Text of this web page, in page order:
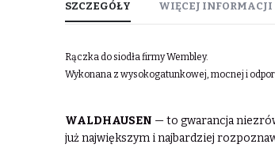
SZCZEGÓŁY
Rączka do siodła firmy Wembley.
Wykonana z wysokogatunkowej, mocnej i
WIĘCEJ INFORMACJI
WALDHAUSEN — to gwarancja
już największym i najbardziej